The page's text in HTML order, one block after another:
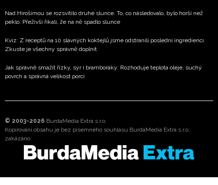
Nad Hirošimou se rozsvítilo druhé slunce. To, co následovalo, bylo horší než
peklo. Přeživší říkali, že na ně spadlo slunce
Kvíz: Z receptů na 10 slavných koktejlů jsme odstranili poslední ingredienci.
Zkuste je všechny správně doplnit
Jak správně smažit řízky, sýr i bramboráky: Rozhoduje teplota oleje, suchý
povrch a správná velikost porcí
© 2003-2026 BurdaMedia Extra s.r.o.
Kopírování obsahu je bez písemného souhlasu BurdaMedia Extra s.r.o.
zakázáno